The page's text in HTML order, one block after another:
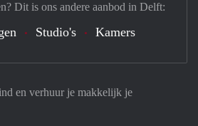
en verhuur je makkelijk je
Dit is ons andere aanbod in Delft:
Studio's Kamers